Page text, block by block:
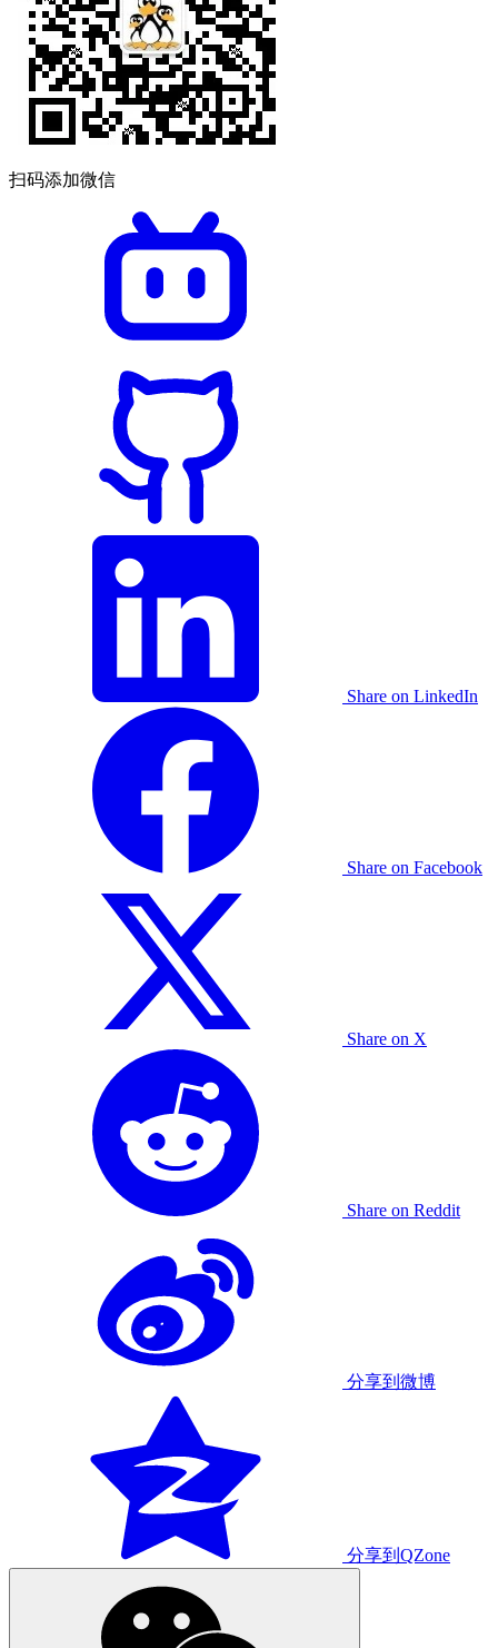
扫码添加微信
Share on LinkedIn
Share on Facebook
Share on X
Share on Reddit
分享到微博
分享到QZone